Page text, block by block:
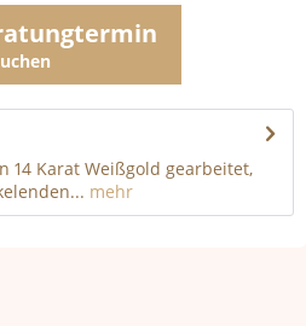
14 Karat Weißgold gearbeitet,
mehr